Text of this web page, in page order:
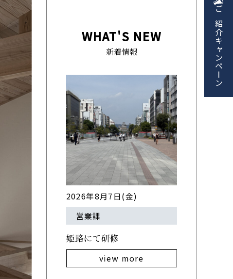
ご紹介
キャンペーン
WHAT'S NEW
新着情報
2026年8月7日(金)
営業課
姫路にて研修
view more